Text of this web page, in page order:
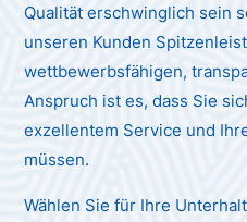
Qualität erschwinglich sein
unseren Kunden
wettbewerbsfähigen,
Anspruch ist es, dass Sie
exzellentem Service und
müssen.
Wählen Sie für Ihre